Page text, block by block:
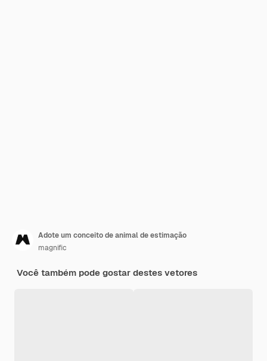
Adote um conceito de animal de estimação
magnific
Você também pode gostar destes vetores